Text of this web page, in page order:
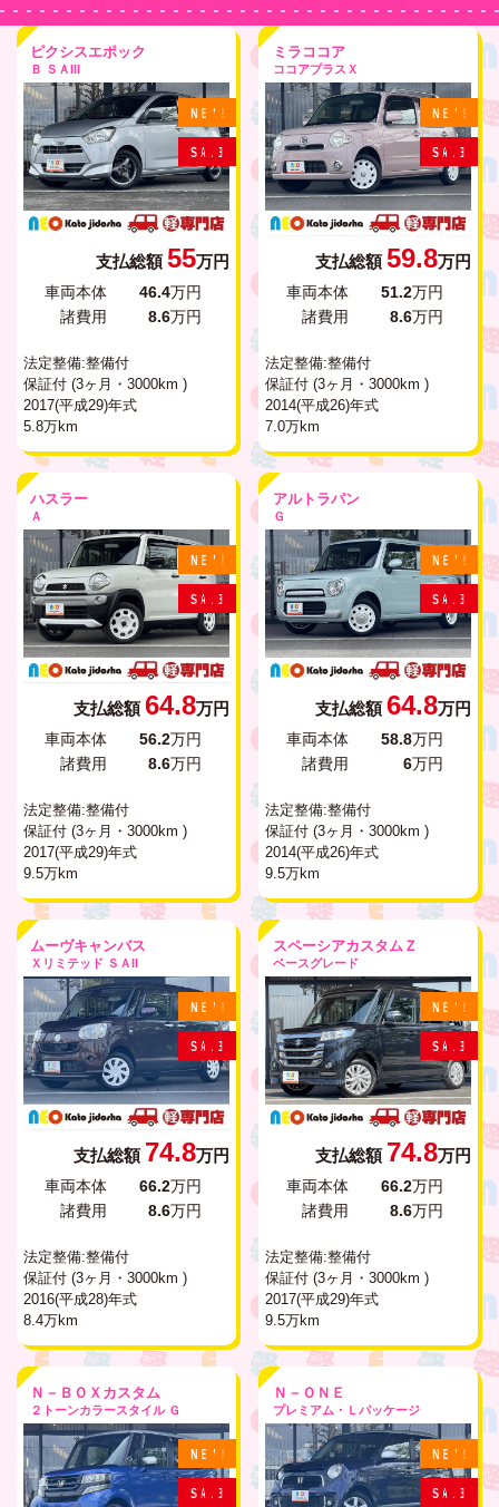
ピクシスエポック
Ｂ ＳＡIII
N E W !
S A L E
支払総額55万円
車両本体 46.4万円
諸費用
8.6万円
法定整備:整備付
保証付 (3ヶ月・3000km )
2017(平成29)年式
5.8万km
ミラココア
ココアプラスＸ
N E W !
S A L E
支払総額59.8万円
車両本体 51.2万円
諸費用
8.6万円
法定整備:整備付
保証付 (3ヶ月・3000km )
2014(平成26)年式
7.0万km
ハスラー
Ａ
N E W !
S A L E
支払総額64.8万円
車両本体 56.2万円
諸費用
8.6万円
法定整備:整備付
保証付 (3ヶ月・3000km )
2017(平成29)年式
9.5万km
アルトラパン
Ｇ
N E W !
S A L E
支払総額64.8万円
車両本体 58.8万円
諸費用
6万円
法定整備:整備付
保証付 (3ヶ月・3000km )
2014(平成26)年式
9.5万km
ムーヴキャンバス
Ｘリミテッド ＳＡII
N E W !
S A L E
支払総額 74.8万円
車両本体 66.2万円
諸費用
8.6万円
法定整備:整備付
保証付 (3ヶ月・3000km )
2016(平成28)年式
8.4万km
スペーシアカスタムＺ
ベースグレード
N E W !
S A L E
支払総額 74.8万円
車両本体 66.2万円
諸費用
8.6万円
法定整備:整備付
保証付 (3ヶ月・3000km )
2017(平成29)年式
9.5万km
Ｎ－ＢＯＸカスタム
２トーンカラースタイル Ｇ
N E W !
S A L E
Ｎ－ＯＮＥ
プレミアム・Ｌパッケージ
N E W !
S A L E